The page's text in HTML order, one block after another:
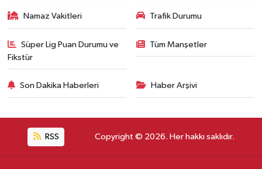
Namaz Vakitleri Trafik Durumu
Süper Lig Puan Durumu ve
Fikstür
Tüm Manşetler
Son Dakika Haberleri Haber Arşivi
RSS Copyright © 2026. Her hakkı saklıdır.